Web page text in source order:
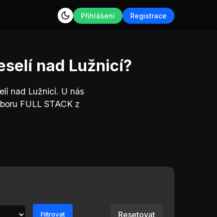
Přihlášení Registrace
nad Lužnicí?
nad Lužnicí. U nás
FULL STACK z
Filtrovat Resetovat